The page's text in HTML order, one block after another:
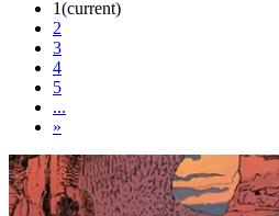
1(current)
2
3
4
5
...
»